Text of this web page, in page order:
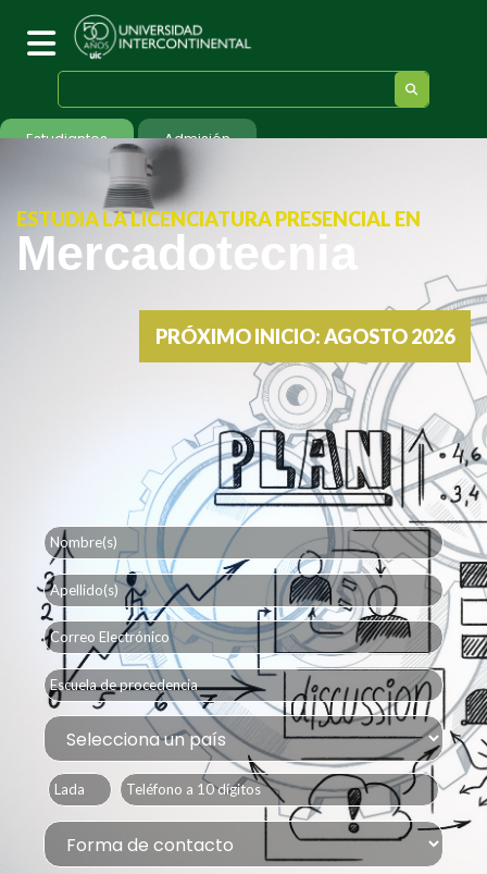
Estudiantes Admisión
ESTUDIA LA LICENCIATURA PRESENCIAL EN
Mercadotecnia
PRÓXIMO INICIO: AGOSTO 2026